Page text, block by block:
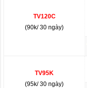
TV120C
(90k/ 30 ngày)
TV95K
(95k/ 30 ngày)